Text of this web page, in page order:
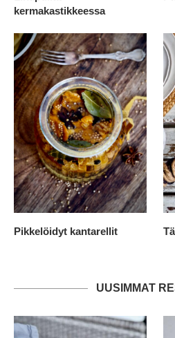
kermakastikkeessa
Pikkelöidyt kantarellit
UUSIMMAT